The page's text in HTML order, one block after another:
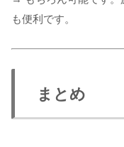
も便利です。
まとめ